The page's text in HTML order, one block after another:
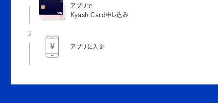
アプリで
Kyash Card申し込み
3
アプリに入金